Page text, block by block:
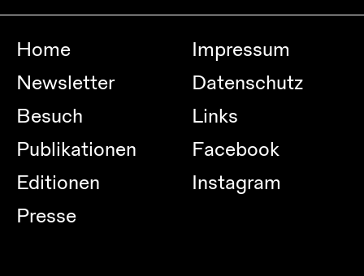
Home
Newsletter
Besuch
Publikationen
Editionen
Presse
Impressum
Datenschutz
Links
Facebook
Instagram